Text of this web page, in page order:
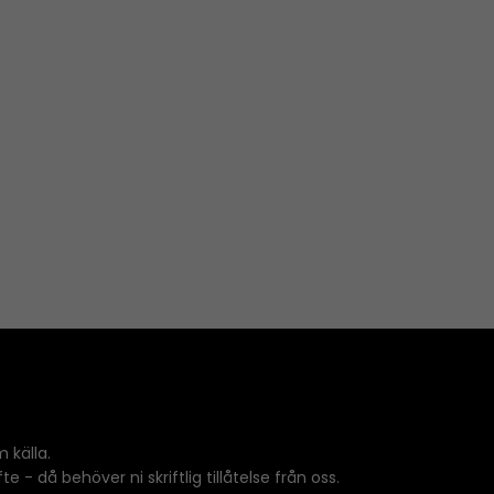
källa.
- då behöver ni skriftlig tillåtelse från oss.